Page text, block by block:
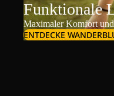
Funktionale
Maximaler Komfort
ENTDECKE